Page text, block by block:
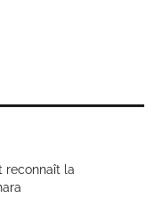
reconnaît la